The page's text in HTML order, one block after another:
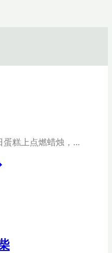
蛋糕上点燃蜡烛，…